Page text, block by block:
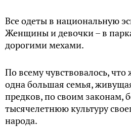
Все одеты в национальную
Женщины и девочки – в
дорогими мехами.
По всему чувствовалось, что
одна большая семья,
предков, по своим законам,
тысячелетнюю культуру
народа.